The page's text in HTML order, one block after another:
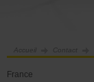
Contact
France